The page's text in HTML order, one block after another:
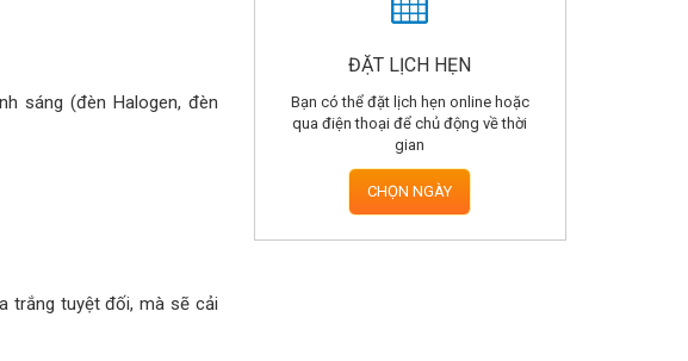
sáng (đèn Halogen, đèn
trắng tuyệt đối, mà sẽ cải
ĐẶT LỊCH HẸN
Bạn có thể đặt lịch hẹn online hoặc
qua điện thoại để chủ động về thời
gian
CHỌN NGÀY